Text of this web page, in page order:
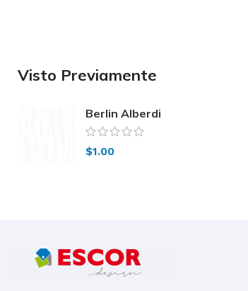
Visto Previamente
Berlin Alberdi
37,5×75
$1.00